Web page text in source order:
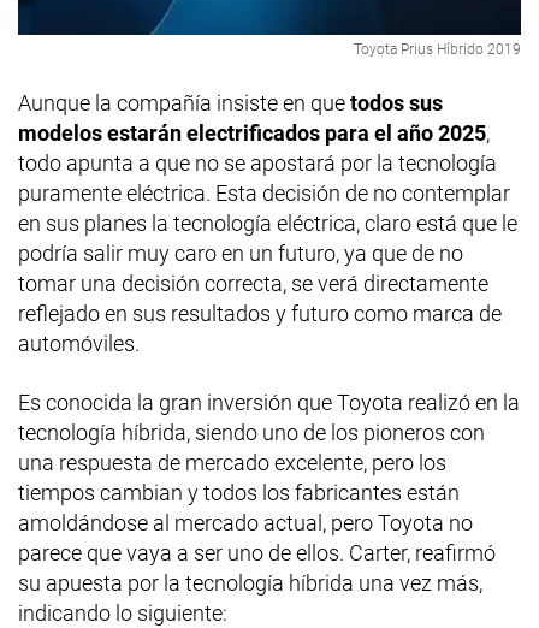
Toyota Prius Híbrido 2019
Aunque la compañía insiste en quetodos sus
modelos estarán electrificados para el año 2025,
todo apunta a que no se apostará por la tecnología
puramente eléctrica. Esta decisión de no contemplar
en sus planes la tecnología eléctrica, claro está que le
podría salir muy caro en un futuro, ya que de no
tomar una decisión correcta, se verá directamente
reflejado en sus resultados y futuro como marca de
automóviles.
Es conocida la gran inversión que Toyota realizó en la
tecnología híbrida, siendo uno de los pioneros con
una respuesta de mercado excelente, pero los
tiempos cambian y todos los fabricantes están
amoldándose al mercado actual, pero Toyota no
parece que vaya a ser uno de ellos. Carter, reafirmó
su apuesta por la tecnología híbrida una vez más,
indicando lo siguiente: